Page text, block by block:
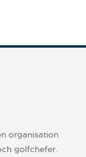
organisation
golfchefer.